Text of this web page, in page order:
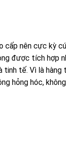
cấp nên cực kỳ
được tích hợp
tinh tế. Vì là hàng
hỏng hóc, không